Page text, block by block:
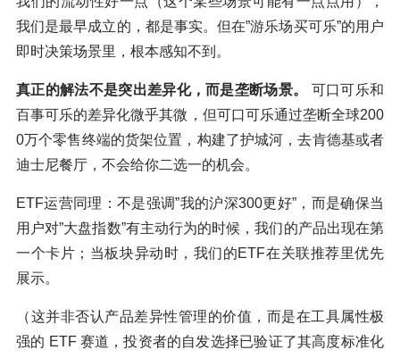
我们是最早成立的，都是事实。但在”游乐场买可乐”的用户
即时决策场景里，根本感知不到。
真正的解法不是突出差异化，而是垄断场景。
可口可乐和
百事可乐的差异化微乎其微，但可口可乐通过垄断全球200
0万个零售终端的货架位置，构建了护城河，去肯德基或者
迪士尼餐厅，不会给你二选一的机会。
ETF运营同理：不是强调”我的沪深300更好”，而是确保当
用户对”大盘指数”有主动行为的时候，我们的产品出现在第
一个卡片；当板块异动时，我们的ETF在关联推荐里优先
展示。
（这并非否认产品差异性管理的价值，而是在工具属性极
强的 ETF 赛道，投资者的自发选择已验证了其高度标准化